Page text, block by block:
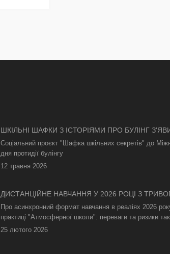
ШКІЛЬНІ ШАФКИ З ІСТОРІЯМИ ПРО БУЛІНГ
КИЄВІ
Соціальний проєкт "Шафка шкільних секретів" до
дня протидії булінгу
12 травня 2026
ДИСТАНЦІЙНЕ НАВЧАННЯ У 2026 РОЦІ З
БЕЗ СВІТЛА: ЯК АСИНХРОННИЙ ФОРМАТ РЯТУЄ
ОСВІТНІЙ ПРОЦЕС
Про асинхронний формат навчання в реаліях 2026
практиці "Атмосферної школи": переваги та ризики
25 лютого 2026